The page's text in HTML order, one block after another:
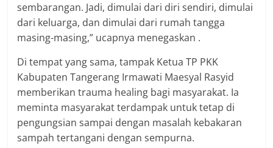
sembarangan. Jadi, dimulai dari diri sendiri, dimulai
dari keluarga, dan dimulai dari rumah tangga
masing-masing,” ucapnya menegaskan .
Di tempat yang sama, tampak Ketua TP PKK
Kabupaten Tangerang Irmawati Maesyal Rasyid
memberikan trauma healing bagi masyarakat. Ia
meminta masyarakat terdampak untuk tetap di
pengungsian sampai dengan masalah kebakaran
sampah tertangani dengan sempurna.